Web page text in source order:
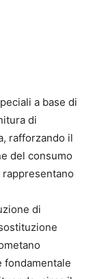
a base di
di
rafforzando il
del consumo
di
fondamentale